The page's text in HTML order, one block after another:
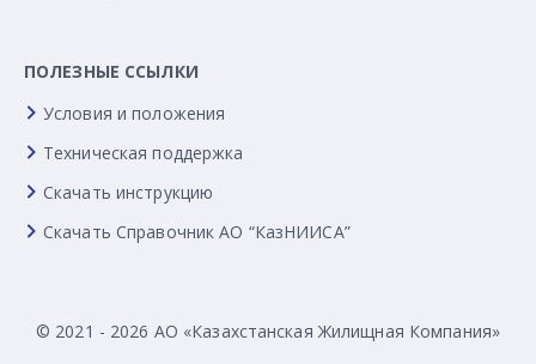
ПОЛЕЗНЫЕ ССЫЛКИ
Условия и положения
Техническая поддержка
Скачать инструкцию
Скачать Справочник АО “КазНИИСА”
© 2021 - 2026 АО «Казахстанская Жилищная Компания»